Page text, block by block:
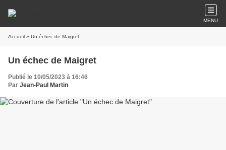
MENU
Accueil » Un échec de Maigret
Un échec de Maigret
Publié le 10/05/2023 à 16:46
Par Jean-Paul Martin